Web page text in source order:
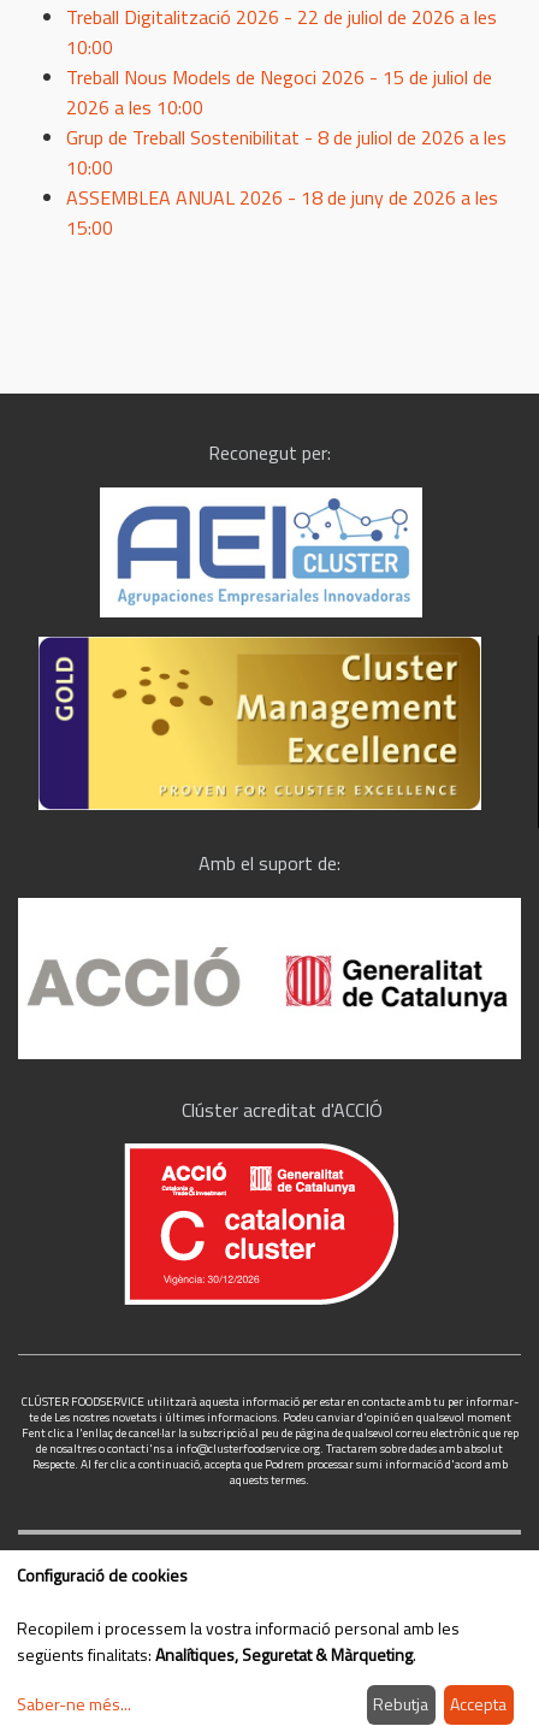
Treball Digitalització 2026 - 22 de juliol de 2026 a les
10:00
Treball Nous Models de Negoci 2026 - 15 de juliol de
2026 a les 10:00
Grup de Treball Sostenibilitat - 8 de juliol de 2026 a les
10:00
ASSEMBLEA ANUAL 2026 - 18 de juny de 2026 a les
15:00
Reconegut per:
Amb el suport de:
Clúster acreditat d'ACCIÓ
CLÚSTER FOODSERVICE utilitzarà aquesta informació per estar en contacte amb tu per informar-
te de Les nostres novetats i últimes informacions. Podeu canviar d'opinió en qualsevol moment
Fent clic a l'enllaç de cancel·lar la subscripció al peu de pàgina de qualsevol correu electrònic que rep
de nosaltres o contacti'ns a info@clusterfoodservice.org. Tractarem sobre dades amb absolut
Respecte. Al fer clic a continuació, accepta que Podrem processar sumi informació d'acord amb
aquests termes.
SEGUEIX-NOS!
Configuració de cookies
Recopilem i processem la vostra informació personal amb les
següents finalitats:Analítiques, Seguretat & Màrqueting.
Saber-ne més... Rebutja Accepta